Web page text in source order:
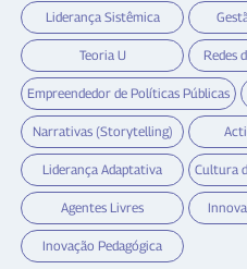
Liderança Sistêmica
Teoria U Redes
Empreendedor de Políticas Públicas
Narrativas (Storytelling)
Liderança Adaptativa Cultura
Agentes Livres
Inovação Pedagógica